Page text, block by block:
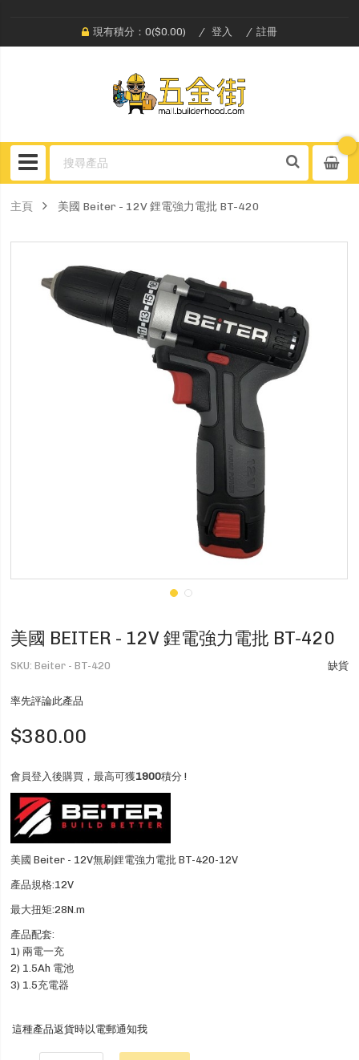
現有積分：0($0.00) 登入 註冊
主頁 美國 Beiter - 12V 鋰電強力電批 BT-420
美國 BEITER - 12V 鋰電強力電批 BT-420
缺貨
SKU Beiter - BT-420
率先評論此產品
$380.00
會員登入後購買，最高可獲1900積分 !
美國 Beiter - 12V無刷鋰電強力電批 BT-420-12V
產品規格:12V
最大扭矩:28N.m
產品配套:
1) 兩電一充
2) 1.5Ah 電池
3) 1.5充電器
這種產品返貨時以電郵通知我